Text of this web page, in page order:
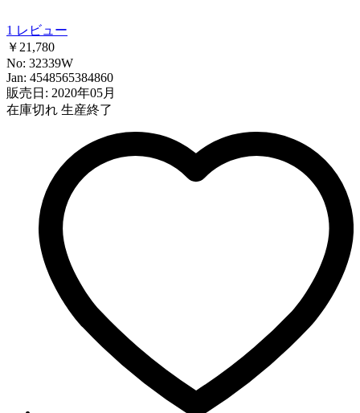
1 レビュー
￥21,780
No: 32339W
Jan: 4548565384860
販売日: 2020年05月
在庫切れ 生産終了